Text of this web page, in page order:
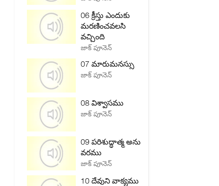
06 క్రీస్తు ఎందుకు
మరణించవలసి
వచ్చింది
జాక్ పూనెన్
07 మారుమనస్సు
జాక్ పూనెన్
08 విశ్వాసము
జాక్ పూనెన్
09 పరిశుద్ధాత్మ అను
వరము
జాక్ పూనెన్
10 దేవుని వాక్యము